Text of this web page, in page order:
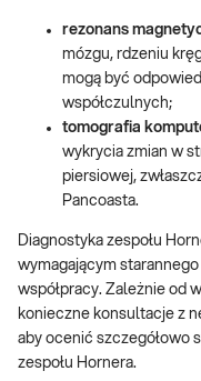
rezonans
mózgu, rdzeniu
mogą być
współczulnych;
tomografia
wykrycia zmian w
piersiowej,
Pancoasta.
Diagnostyka zespołu
wymagającym
współpracy. Zależnie od
konieczne konsultacje z
aby ocenić szczegółowo
zespołu Hornera.